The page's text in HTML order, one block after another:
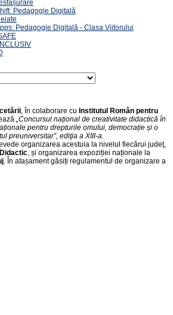
Pedagogie Digitală
Pedagogie Digitală - Clasa Viitorului
, în colaborare cu Institutul Român pentru
„Concursul național de creativitate didactică în
pentru drepturile omului, democrație și o
preuniversitar”, ediţia a XIII-a.
organizarea acestuia la nivelul fiecărui județ,
, și organizarea expoziției naționale la
. În atașament găsiți regulamentul de organizare a